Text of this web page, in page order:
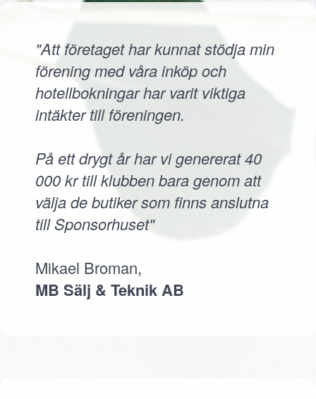
"Att företaget har kunnat stödja min
förening med våra inköp och
hotellbokningar har varit viktiga
intäkter till föreningen.
På ett drygt år har vi genererat 40
000 kr till klubben bara genom att
välja de butiker som finns anslutna
till Sponsorhuset"
Mikael Broman,
MB Sälj & Teknik AB